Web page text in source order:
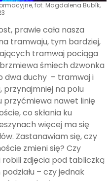
fot. Magdalena Bubík,
prawie cała nasza
tramwaju, tym bardziej,
tramwaj pociąga
śmiech dzwonka
dwa duchy – tramwaj i
przynajmniej na polu
przyćmiewa nawet linię
co skłania ku
więcej ma się
Zastanawiam się, czy
zmieni się? Czy
zdjęcia pod tabliczką
– czy jednak